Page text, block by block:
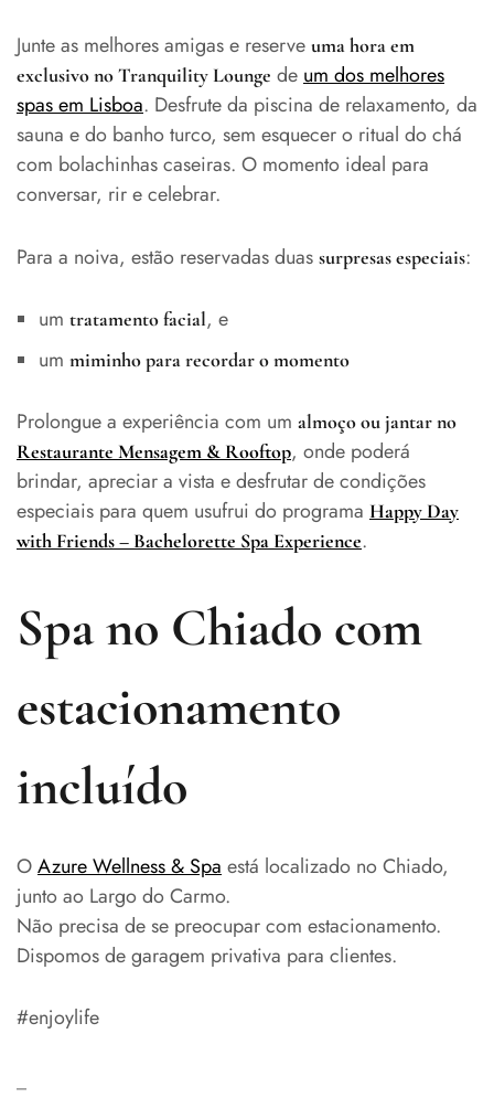
Junte as melhores amigas e reserve uma hora em
exclusivo no Tranquility Lounge deum dos melhores
spas em Lisboa. Desfrute da piscina de relaxamento, da
sauna e do banho turco, sem esquecer o ritual do chá
com bolachinhas caseiras. O momento ideal para
conversar, rir e celebrar.
Para a noiva, estão reservadas duas surpresas especiais:
um tratamento facial, e
um miminho para recordar o momento
Prolongue a experiência com um almoço ou jantar no
Restaurante Mensagem & Rooftop, onde poderá
brindar, apreciar a vista e desfrutar de condições
especiais para quem usufrui do programa Happy Day
with Friends – Bachelorette Spa Experience.
Spa no Chiado com
estacionamento
incluído
OAzure Wellness & Spa está localizado no Chiado,
junto ao Largo do Carmo.
Não precisa de se preocupar com estacionamento.
Dispomos de garagem privativa para clientes.
#enjoylife